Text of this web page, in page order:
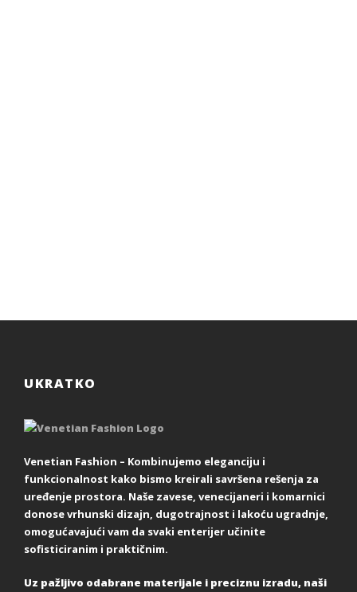
UKRATKO
Venetian Fashion – Kombinujemo eleganciju i
funkcionalnost kako bismo kreirali savršena rešenja za
uređenje prostora. Naše zavese, venecijaneri i komarnici
donose vrhunski dizajn, dugotrajnost i lakoću ugradnje,
omogućavajući vam da svaki enterijer učinite
sofisticiranim i praktičnim.
Uz pažljivo odabrane materijale i preciznu izradu, naši